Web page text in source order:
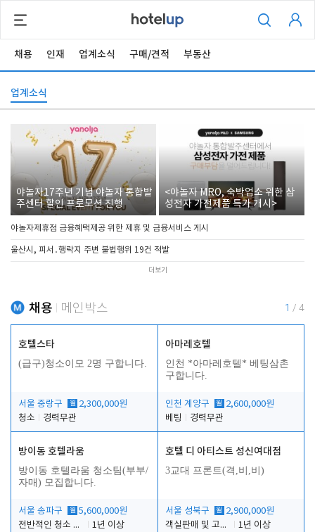
채용 인재 업계소식 구매/견적 부동산
업계소식
야놀자17주년 기념 야놀자 통합발
주센터 할인 프로모션 진행
<야놀자 MRO, 숙박업소 위한 삼
성전자 가전제품 특가 개시>
야놀자제휴점 금융혜택제공 위한 제휴 및 금융서비스 게시
울산시, 피서․행락지 주변 불법행위 19건 적발
더보기
채용 메인박스 1 / 4
호텔스타
(급구)청소이모 2명 구합니다.
서울 중랑구 월 2,300,000원
청소
경력무관
아마레호텔
인천 *아마레호텔* 베팅삼촌
구합니다.
인천 계양구 월 2,600,000원
베팅
경력무관
방이동 호텔라움
방이동 호텔라움 청소팀(부부/
자매) 모집합니다.
서울 송파구 월 5,600,000원
전반적인 청소 업무(객실청소.객실정리)
1년 이상
호텔 디 아티스트 성신여대점
3교대 프론트(격,비,비)
서울 성북구 월 2,900,000원
객실판매 및 고객응대
1년 이상